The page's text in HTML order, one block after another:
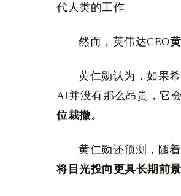
代人类的工作。
然而，英伟达CEO
黄仁勋认为，如果
AI并没有那么昂贵，它
位裁撤。
黄仁勋还预测，随
将目光投向更具长期前